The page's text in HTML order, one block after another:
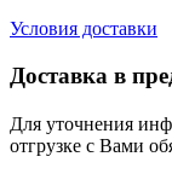
Условия доставки
Доставка в
Для уточнения
отгрузке с Вами